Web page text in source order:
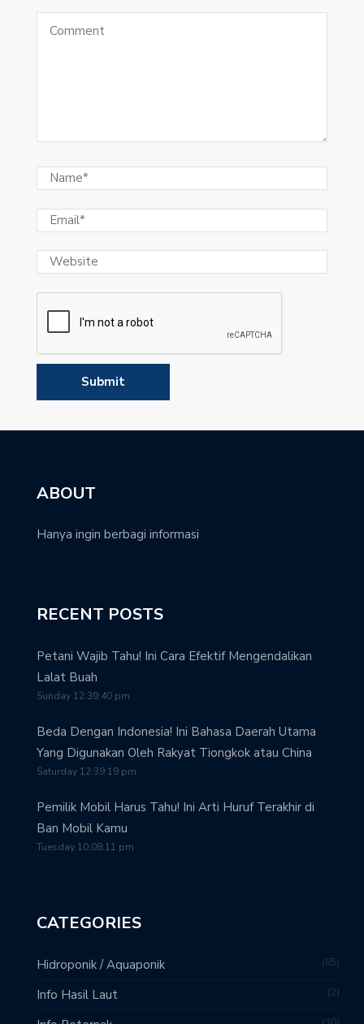
ABOUT
Hanya ingin berbagi informasi
RECENT POSTS
Petani Wajib Tahu! Ini Cara Efektif Mengendalikan
Lalat Buah
Sunday 12:39:40 pm
Beda Dengan Indonesia! Ini Bahasa Daerah Utama
Yang Digunakan Oleh Rakyat Tiongkok atau China
Saturday 12:39:19 pm
Pemilik Mobil Harus Tahu! Ini Arti Huruf Terakhir di
Ban Mobil Kamu
Tuesday 10:08:11 pm
CATEGORIES
Hidroponik / Aquaponik 85
Info Hasil Laut 2